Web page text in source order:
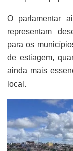
O parlamentar
representam
para os
de estiagem,
ainda mais
local.